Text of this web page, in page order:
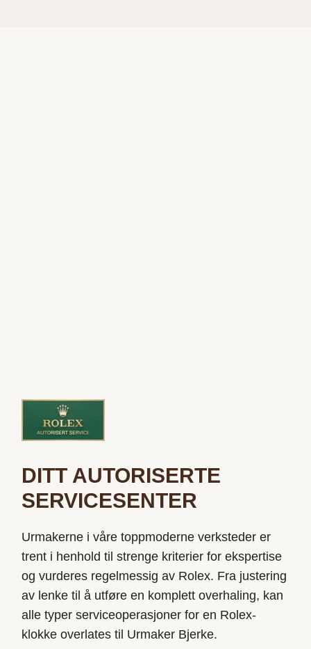
DITT AUTORISERTE
SERVICESENTER
Urmakerne i våre toppmoderne verksteder er
trent i henhold til strenge kriterier for ekspertise
og vurderes regelmessig av Rolex. Fra justering
av lenke til å utføre en komplett overhaling, kan
alle typer serviceoperasjoner for en Rolex-
klokke overlates til Urmaker Bjerke.